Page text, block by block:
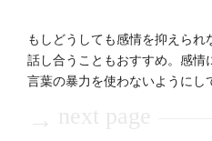
もしどうしても感情を抑えら
話し合うこともおすすめ。感
言葉の暴力を使わないようにし